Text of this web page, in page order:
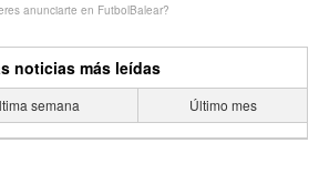
anunciarte en FutbolBalear?
noticias más leídas
semana Último mes